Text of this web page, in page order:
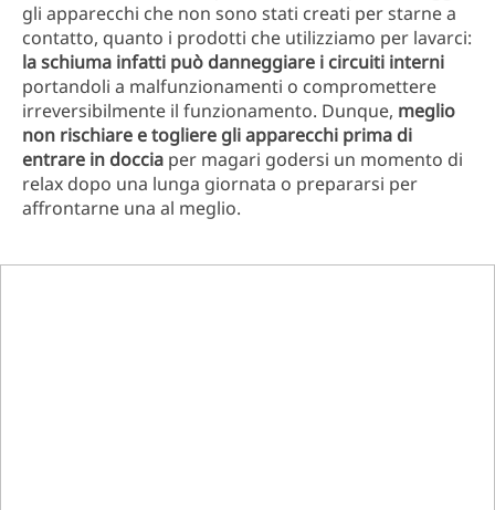
gli apparecchi che non sono stati creati per starne a
contatto, quanto i prodotti che utilizziamo per lavarci:
la schiuma infatti può danneggiare i circuiti interni
portandoli a malfunzionamenti o compromettere
irreversibilmente il funzionamento. Dunque, meglio
non rischiare e togliere gli apparecchi prima di
entrare in doccia per magari godersi un momento di
relax dopo una lunga giornata o prepararsi per
affrontarne una al meglio.